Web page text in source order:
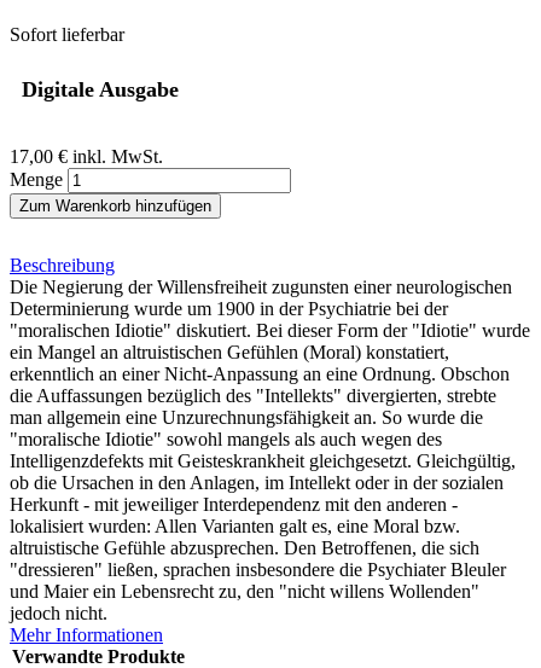
Sofort lieferbar
Digitale Ausgabe
17,00 € inkl. MwSt.
Menge
Zum Warenkorb hinzufügen
Beschreibung
Die Negierung der Willensfreiheit zugunsten einer neurologischen
Determinierung wurde um 1900 in der Psychiatrie bei der
"moralischen Idiotie" diskutiert. Bei dieser Form der "Idiotie" wurde
ein Mangel an altruistischen Gefühlen (Moral) konstatiert,
erkenntlich an einer Nicht-Anpassung an eine Ordnung. Obschon
die Auffassungen bezüglich des "Intellekts" divergierten, strebte
man allgemein eine Unzurechnungsfähigkeit an. So wurde die
"moralische Idiotie" sowohl mangels als auch wegen des
Intelligenzdefekts mit Geisteskrankheit gleichgesetzt. Gleichgültig,
ob die Ursachen in den Anlagen, im Intellekt oder in der sozialen
Herkunft - mit jeweiliger Interdependenz mit den anderen -
lokalisiert wurden: Allen Varianten galt es, eine Moral bzw.
altruistische Gefühle abzusprechen. Den Betroffenen, die sich
"dressieren" ließen, sprachen insbesondere die Psychiater Bleuler
und Maier ein Lebensrecht zu, den "nicht willens Wollenden"
jedoch nicht.
Mehr Informationen
Verwandte Produkte